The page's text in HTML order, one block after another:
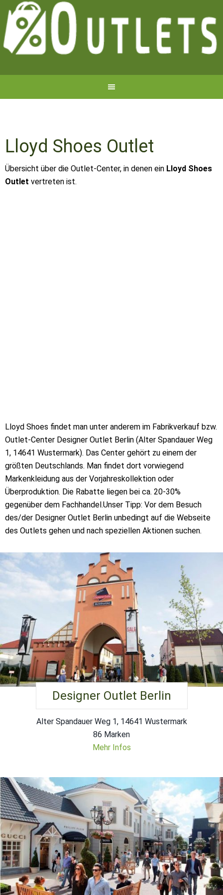
Lloyd Shoes Outlet
Übersicht über die Outlet-Center, in denen ein Lloyd Shoes
Outlet vertreten ist.
Lloyd Shoes findet man unter anderem im Fabrikverkauf bzw.
Outlet-Center Designer Outlet Berlin (Alter Spandauer Weg
1, 14641 Wustermark). Das Center gehört zu einem der
größten Deutschlands. Man findet dort vorwiegend
Markenkleidung aus der Vorjahreskollektion oder
Überproduktion. Die Rabatte liegen bei ca. 20-30%
gegenüber dem Fachhandel.Unser Tipp: Vor dem Besuch
des/der Designer Outlet Berlin unbedingt auf die Webseite
des Outlets gehen und nach speziellen Aktionen suchen.
Designer Outlet Berlin
Alter Spandauer Weg 1, 14641 Wustermark
86 Marken
Mehr Infos